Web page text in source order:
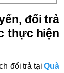
đổi trả
thực hiện
đổi trả tạiQuà